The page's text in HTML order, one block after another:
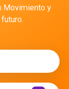
Movimiento y